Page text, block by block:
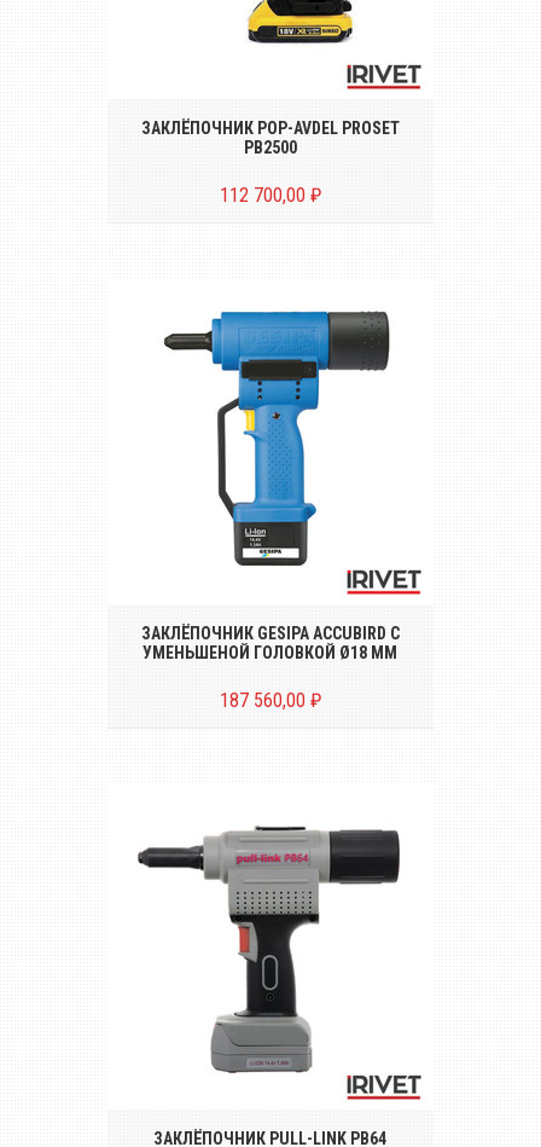
Беспроводной инструмент для
диаметром от Ø 2.4 до 5.0 mm
ЗАКЛЁПОЧНИК POP-AVDEL PROSET
PB2500
112 700,00 ₽
Аккумуляторный инструмент для
установки вытяжных заклёпок в
труднодоступных местах
ЗАКЛЁПОЧНИК GESIPA ACCUBIRD С
УМЕНЬШЕНОЙ ГОЛОВКОЙ Ø18 MM
187 560,00 ₽
Беспроводной аккумуляторный
инструмент для установки вытяжных
заклёпок диаметром от Ø 4.0 до 6.4 mm
ЗАКЛЁПОЧНИК PULL-LINK PB64